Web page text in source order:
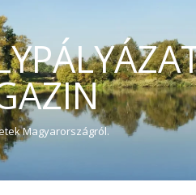
Magyarországról.